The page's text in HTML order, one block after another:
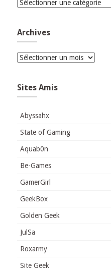
Catégories
Archives
Archives
Sites Amis
Abyssahx
State of Gaming
Aquab0n
Be-Games
GamerGirl
GeekBox
Golden Geek
JulSa
Roxarmy
Site Geek